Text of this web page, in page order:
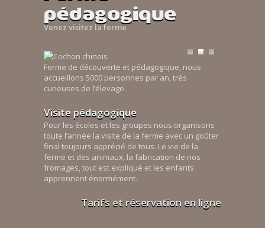
pédagogique
Venez visitez la ferme
Ferme de découverte et pédagogique, nous
accueillons 5000 personnes par an, trés
curieuses de l’élevage.
Visite pédagogique
Pour les écoles et les groupes nous organisons
toute l’année la visite de la ferme avec un goûter
final toujours apprécié de tous. Le vie de la
ferme et des animaux, la fabrication de nos
fromages, tout est expliqué et les enfants
apprennent énormément.
Tarifs et réservation en ligne